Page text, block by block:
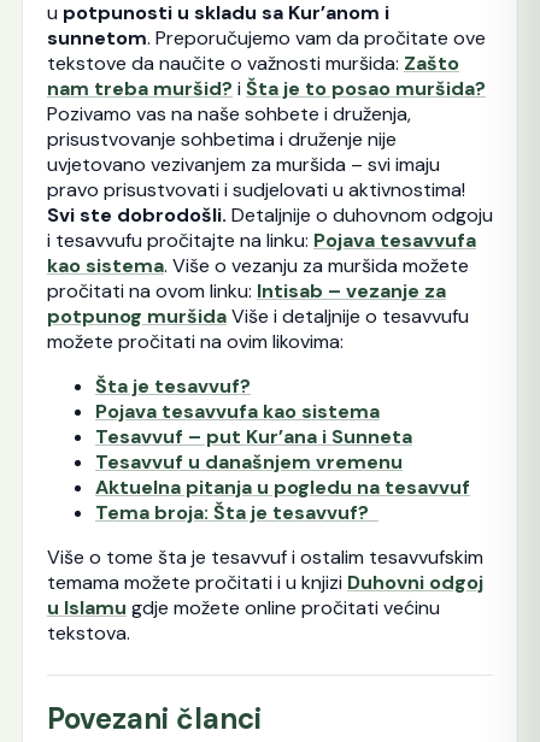
u potpunosti u skladu sa Kur’anom i
sunnetom. Preporučujemo vam da pročitate ove
tekstove da naučite o važnosti muršida: Zašto
nam treba muršid? i Šta je to posao muršida?
Pozivamo vas na naše sohbete i druženja,
prisustvovanje sohbetima i druženje nije
uvjetovano vezivanjem za muršida – svi imaju
pravo prisustvovati i sudjelovati u aktivnostima!
Svi ste dobrodošli. Detaljnije o duhovnom odgoju
i tesavvufu pročitajte na linku: Pojava tesavvufa
kao sistema. Više o vezanju za muršida možete
pročitati na ovom linku: Intisab – vezanje za
potpunog muršidaViše i detaljnije o tesavvufu
možete pročitati na ovim likovima:
Šta je tesavvuf?
Pojava tesavvufa kao sistema
Tesavvuf – put Kur’ana i Sunneta
Tesavvuf u današnjem vremenu
Aktuelna pitanja u pogledu na tesavvuf
Tema broja: Šta je tesavvuf?
Više o tome šta je tesavvuf i ostalim tesavvufskim
temama možete pročitati i u knjizi Duhovni odgoj
u Islamu gdje možete online pročitati većinu
tekstova.
Povezani članci